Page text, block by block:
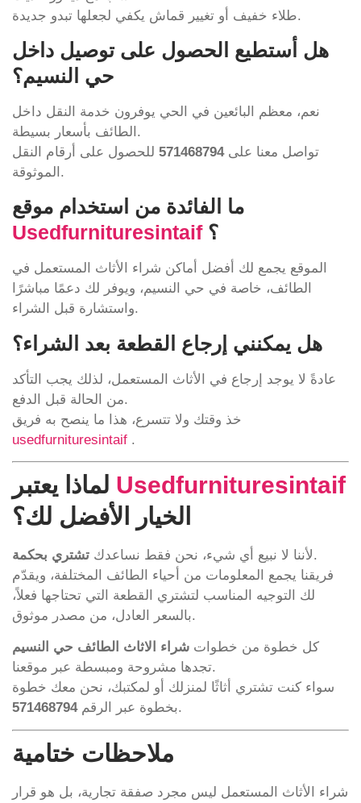
طلاء خفيف أو تغيير قماش يكفي لجعلها تبدو جديدة.
هل أستطيع الحصول على توصيل داخل
حي النسيم؟
نعم، معظم البائعين في الحي يوفرون خدمة النقل داخل
الطائف بأسعار بسيطة.
تواصل معنا على571468794 للحصول على أرقام النقل
الموثوقة.
ما الفائدة من استخدام موقع
Usedfurnituresintaif ؟
الموقع يجمع لك أفضل أماكن شراء الأثاث المستعمل في
الطائف، خاصة في حي النسيم، ويوفر لك دعمًا مباشرًا
واستشارة قبل الشراء.
هل يمكنني إرجاع القطعة بعد الشراء؟
عادةً لا يوجد إرجاع في الأثاث المستعمل، لذلك يجب التأكد
من الحالة قبل الدفع.
خذ وقتك ولا تتسرع، هذا ما ينصح به فريق
usedfurnituresintaif .
Usedfurnituresintaif
الخيار الأفضل لك؟
لأننا لا نبيع أي شيء، نحن فقط نساعدك تشتري بحكمة
.
فريقنا يجمع المعلومات من أحياء الطائف المختلفة، ويقدّم
لك التوجيه المناسب لتشتري القطعة التي تحتاجها فعلاً،
بالسعر العادل، من مصدر موثوق.
كل خطوة من خطوات شراء الاثاث الطائف حي النسيم
تجدها مشروحة ومبسطة عبر موقعنا.
سواء كنت تشتري أثاثًا لمنزلك أو لمكتبك، نحن معك خطوة
بخطوة عبر الرقم571468794 .
ملاحظات ختامية
شراء الأثاث المستعمل ليس مجرد صفقة تجارية، بل هو قرار